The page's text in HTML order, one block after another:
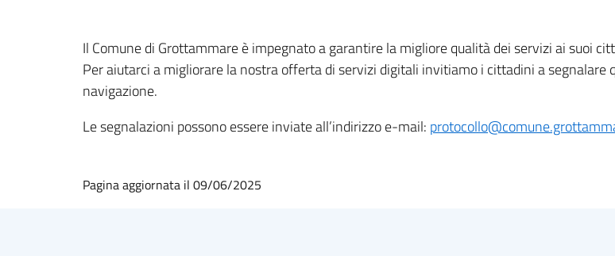
Il Comune di Grottammare è impegnato a garantire la migliore qualità dei servizi ai suoi
Per aiutarci a migliorare la nostra offerta di servizi digitali invitiamo i cittadini a
navigazione.
Le segnalazioni possono essere inviate all’indirizzo e-mail:
Pagina aggiornata il 09/06/2025